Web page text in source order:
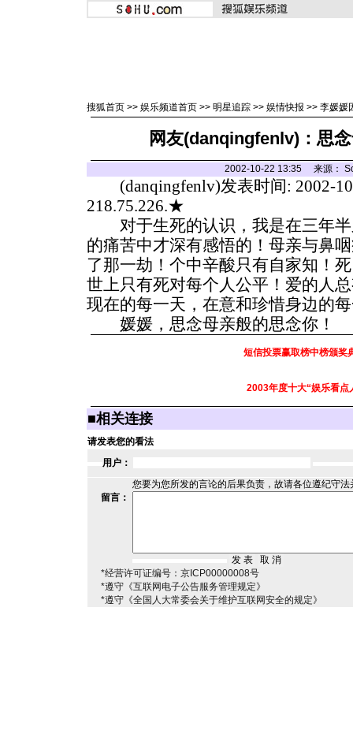
搜狐首页 >> 娱乐频道首页 >> 明星追踪 >> 娱情快报 >> 李媛媛
网友(danqingfenlv)：思
2002-10-22 13:35 来源：
(danqingfenlv)发表时间: 2002-
218.75.226.★
对于生死的认识，我是在三年半
的痛苦中才深有感悟的！母亲与鼻
了那一劫！个中辛酸只有自家知！
世上只有死对每个人公平！爱的人
现在的每一天，在意和珍惜身边的
媛媛，思念母亲般的思念你！
短信投票赢取榜中榜颁奖
2003年度十大“娱乐看点
■相关连接
请发表您的看法
用户：
您要为您所发的言论的后果负责，故请各位遵纪守
留言：
*经营许可证编号：京ICP00000008号
*遵守《互联网电子公告服务管理规定》
*遵守《全国人大常委会关于维护互联网安全的规定》